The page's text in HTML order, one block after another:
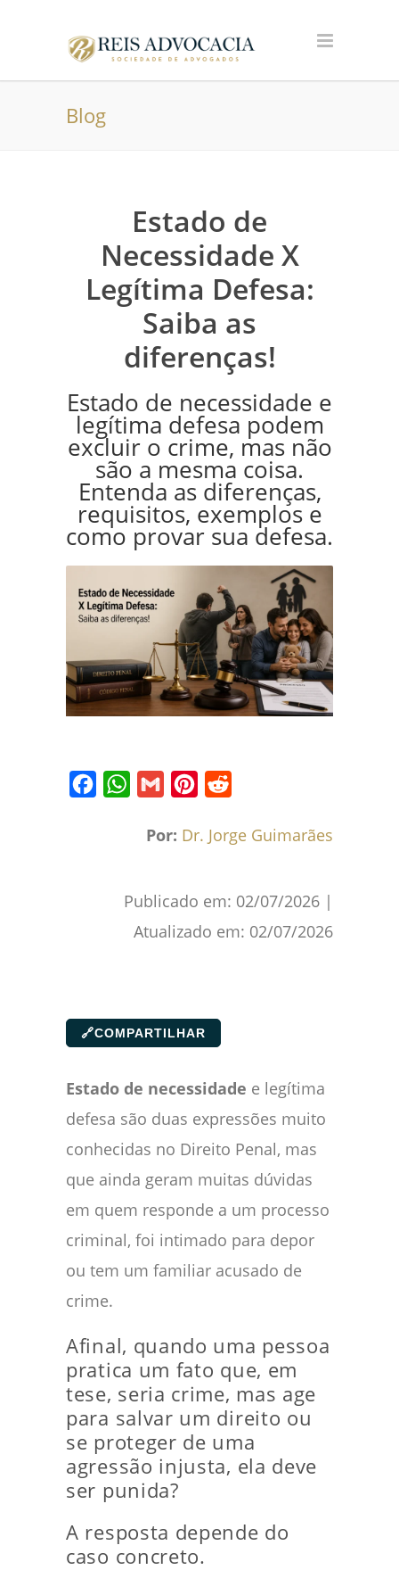
Blog
Estado de
Necessidade X
Legítima Defesa:
Saiba as
diferenças!
Estado de necessidade e
legítima defesa podem
excluir o crime, mas não
são a mesma coisa.
Entenda as diferenças,
requisitos, exemplos e
como provar sua defesa.
FacebookWhatsApp
Gmail Pinterest
Por: Dr. Jorge Guimarães
Publicado em: 02/07/2026 |
Atualizado em: 02/07/2026
🔗COMPARTILHAR
Estado de necessidade e legítima
defesa são duas expressões muito
conhecidas no Direito Penal, mas
que ainda geram muitas dúvidas
em quem responde a um processo
criminal, foi intimado para depor
ou tem um familiar acusado de
crime.
Afinal, quando uma pessoa
pratica um fato que, em
tese, seria crime, mas age
para salvar um direito ou
se proteger de uma
agressão injusta, ela deve
ser punida?
A resposta depende do
caso concreto.